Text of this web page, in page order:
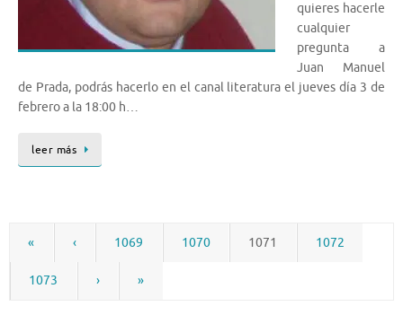
quieres hacerle
cualquier
pregunta a
Juan Manuel
de Prada, podrás hacerlo en el canal literatura el jueves día 3 de
febrero a la 18:00 h…
leer más
« ‹ 1069 1070 1071 1072
1073 › »